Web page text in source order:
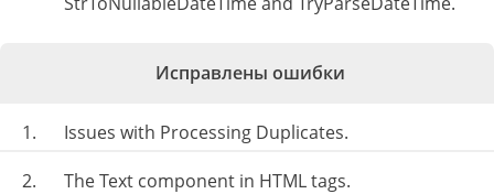
Исправлены ошибки
1.
Issues with Processing Duplicates.
2.
The Text component in HTML tags.